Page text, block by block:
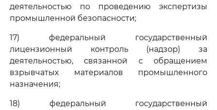
деятельностью по проведению экспертизы
промышленной безопасности;
17) федеральный государственный
лицензионный контроль (надзор) за
деятельностью, связанной с обращением
взрывчатых материалов промышленного
назначения;
18) федеральный государственный